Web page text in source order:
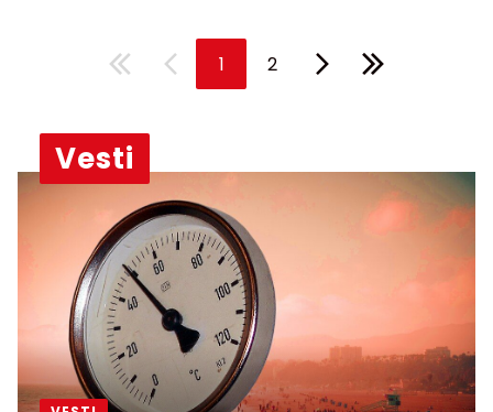
1 2
Vesti